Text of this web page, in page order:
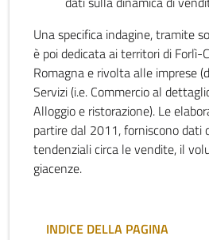
Una specifica indagine, tramite
è poi dedicata ai territori di Forlì-
Romagna e rivolta alle imprese
Servizi (i.e. Commercio al
Alloggio e ristorazione). Le
partire dal 2011, forniscono dati
tendenziali circa le vendite, il
giacenze.
INDICE DELLA PAGINA